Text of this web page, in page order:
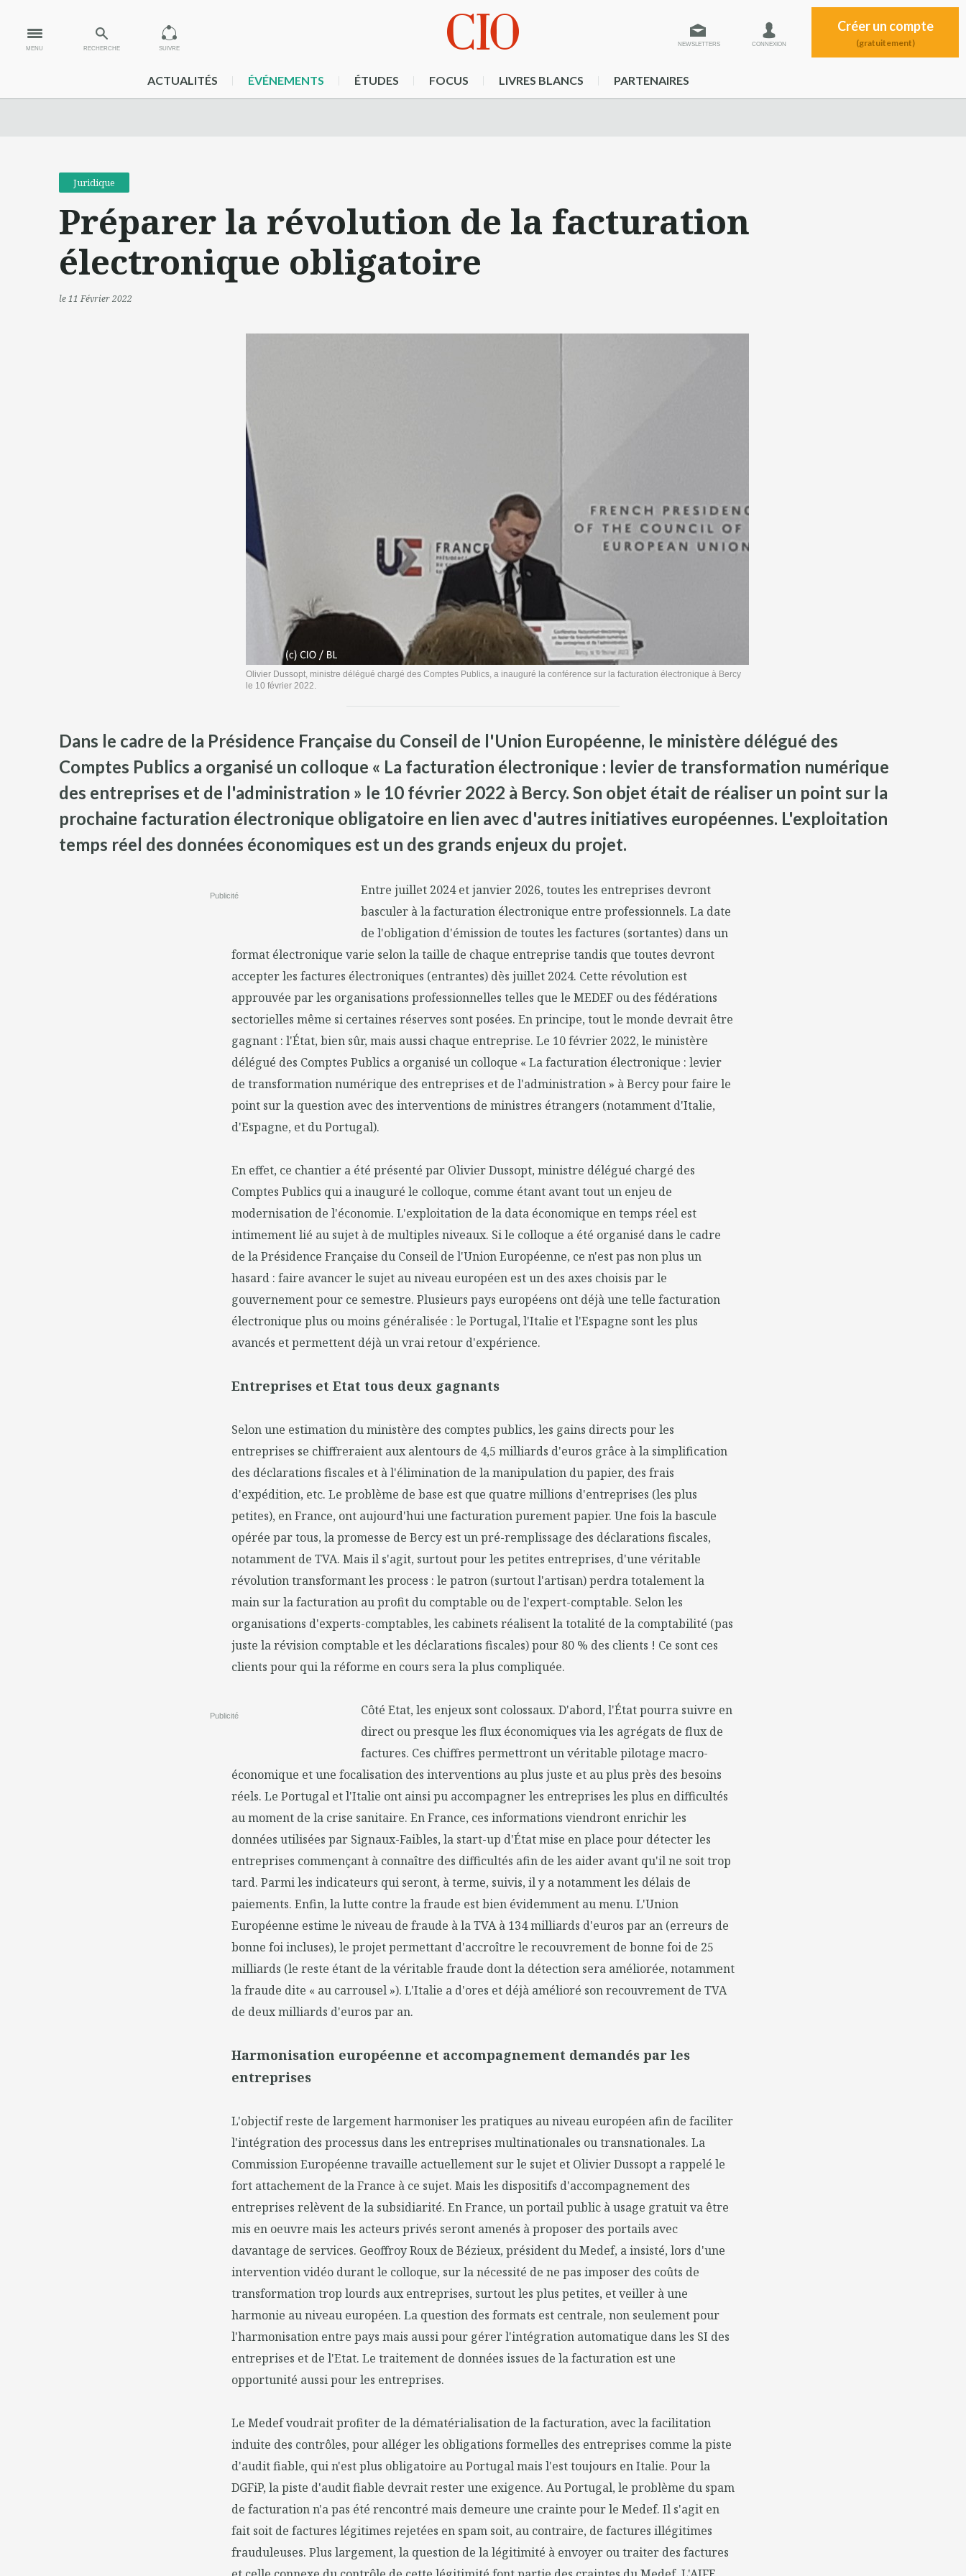
MENU RECHERCHE SUIVRE
NEWSLETTERS CONNEXION
Créer un compte
(gratuitement)
ACTUALITÉS ÉVÉNEMENTS ÉTUDES FOCUS LIVRES BLANCS PARTENAIRES
Juridique
Préparer la révolution de la facturation
électronique obligatoire
le 11 Février 2022
Olivier Dussopt, ministre délégué chargé des Comptes Publics, a inauguré la conférence sur la facturation électronique à Bercy
le 10 février 2022.
Dans le cadre de la Présidence Française du Conseil de l'Union Européenne, le ministère délégué des
Comptes Publics a organisé un colloque « La facturation électronique : levier de transformation numérique
des entreprises et de l'administration » le 10 février 2022 à Bercy. Son objet était de réaliser un point sur la
prochaine facturation électronique obligatoire en lien avec d'autres initiatives européennes. L'exploitation
temps réel des données économiques est un des grands enjeux du projet.
Publicité
Entre juillet 2024 et janvier 2026, toutes les entreprises devront
basculer à la facturation électronique entre professionnels. La date
de l'obligation d'émission de toutes les factures (sortantes) dans un
format électronique varie selon la taille de chaque entreprise tandis que toutes devront
accepter les factures électroniques (entrantes) dès juillet 2024. Cette révolution est
approuvée par les organisations professionnelles telles que le MEDEF ou des fédérations
sectorielles même si certaines réserves sont posées. En principe, tout le monde devrait être
gagnant : l'État, bien sûr, mais aussi chaque entreprise. Le 10 février 2022, le ministère
délégué des Comptes Publics a organisé un colloque « La facturation électronique : levier
de transformation numérique des entreprises et de l'administration » à Bercy pour faire le
point sur la question avec des interventions de ministres étrangers (notamment d'Italie,
d'Espagne, et du Portugal).
En effet, ce chantier a été présenté par Olivier Dussopt, ministre délégué chargé des
Comptes Publics qui a inauguré le colloque, comme étant avant tout un enjeu de
modernisation de l'économie. L'exploitation de la data économique en temps réel est
intimement lié au sujet à de multiples niveaux. Si le colloque a été organisé dans le cadre
de la Présidence Française du Conseil de l'Union Européenne, ce n'est pas non plus un
hasard : faire avancer le sujet au niveau européen est un des axes choisis par le
gouvernement pour ce semestre. Plusieurs pays européens ont déjà une telle facturation
électronique plus ou moins généralisée : le Portugal, l'Italie et l'Espagne sont les plus
avancés et permettent déjà un vrai retour d'expérience.
Entreprises et Etat tous deux gagnants
Selon une estimation du ministère des comptes publics, les gains directs pour les
entreprises se chiffreraient aux alentours de 4,5 milliards d'euros grâce à la simplification
des déclarations fiscales et à l'élimination de la manipulation du papier, des frais
d'expédition, etc. Le problème de base est que quatre millions d'entreprises (les plus
petites), en France, ont aujourd'hui une facturation purement papier. Une fois la bascule
opérée par tous, la promesse de Bercy est un pré-remplissage des déclarations fiscales,
notamment de TVA. Mais il s'agit, surtout pour les petites entreprises, d'une véritable
révolution transformant les process : le patron (surtout l'artisan) perdra totalement la
main sur la facturation au profit du comptable ou de l'expert-comptable. Selon les
organisations d'experts-comptables, les cabinets réalisent la totalité de la comptabilité (pas
juste la révision comptable et les déclarations fiscales) pour 80 % des clients ! Ce sont ces
clients pour qui la réforme en cours sera la plus compliquée.
Publicité
Côté Etat, les enjeux sont colossaux. D'abord, l'État pourra suivre en
direct ou presque les flux économiques via les agrégats de flux de
factures. Ces chiffres permettront un véritable pilotage macro-
économique et une focalisation des interventions au plus juste et au plus près des besoins
réels. Le Portugal et l'Italie ont ainsi pu accompagner les entreprises les plus en difficultés
au moment de la crise sanitaire. En France, ces informations viendront enrichir les
données utilisées par Signaux-Faibles, la start-up d'État mise en place pour détecter les
entreprises commençant à connaître des difficultés afin de les aider avant qu'il ne soit trop
tard. Parmi les indicateurs qui seront, à terme, suivis, il y a notamment les délais de
paiements. Enfin, la lutte contre la fraude est bien évidemment au menu. L'Union
Européenne estime le niveau de fraude à la TVA à 134 milliards d'euros par an (erreurs de
bonne foi incluses), le projet permettant d'accroître le recouvrement de bonne foi de 25
milliards (le reste étant de la véritable fraude dont la détection sera améliorée, notamment
la fraude dite « au carrousel »). L'Italie a d'ores et déjà amélioré son recouvrement de TVA
de deux milliards d'euros par an.
Harmonisation européenne et accompagnement demandés par les
entreprises
L'objectif reste de largement harmoniser les pratiques au niveau européen afin de faciliter
l'intégration des processus dans les entreprises multinationales ou transnationales. La
Commission Européenne travaille actuellement sur le sujet et Olivier Dussopt a rappelé le
fort attachement de la France à ce sujet. Mais les dispositifs d'accompagnement des
entreprises relèvent de la subsidiarité. En France, un portail public à usage gratuit va être
mis en oeuvre mais les acteurs privés seront amenés à proposer des portails avec
davantage de services. Geoffroy Roux de Bézieux, président du Medef, a insisté, lors d'une
intervention vidéo durant le colloque, sur la nécessité de ne pas imposer des coûts de
transformation trop lourds aux entreprises, surtout les plus petites, et veiller à une
harmonie au niveau européen. La question des formats est centrale, non seulement pour
l'harmonisation entre pays mais aussi pour gérer l'intégration automatique dans les SI des
entreprises et de l'Etat. Le traitement de données issues de la facturation est une
opportunité aussi pour les entreprises.
Le Medef voudrait profiter de la dématérialisation de la facturation, avec la facilitation
induite des contrôles, pour alléger les obligations formelles des entreprises comme la piste
d'audit fiable, qui n'est plus obligatoire au Portugal mais l'est toujours en Italie. Pour la
DGFiP, la piste d'audit fiable devrait rester une exigence. Au Portugal, le problème du spam
de facturation n'a pas été rencontré mais demeure une crainte pour le Medef. Il s'agit en
fait soit de factures légitimes rejetées en spam soit, au contraire, de factures illégitimes
frauduleuses. Plus largement, la question de la légitimité à envoyer ou traiter des factures